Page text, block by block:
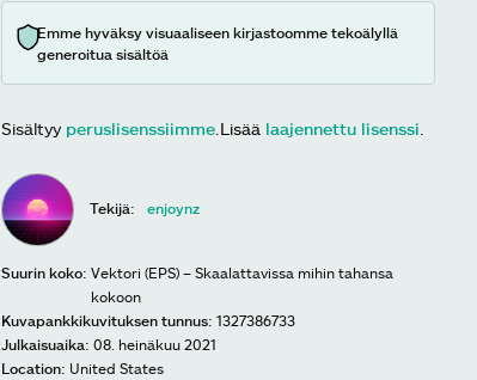
Emme hyväksy visuaaliseen kirjastoomme tekoälyllä
generoitua sisältöä
Sisältyy peruslisenssiimme Lisää laajennettu lisenssi
Tekijä: enjoynz
Suurin koko: Vektori (EPS) – Skaalattavissa mihin tahansa
kokoon
Kuvapankkikuvituksen tunnus: 1327386733
Julkaisuaika: 08. heinäkuu 2021
Location: United States